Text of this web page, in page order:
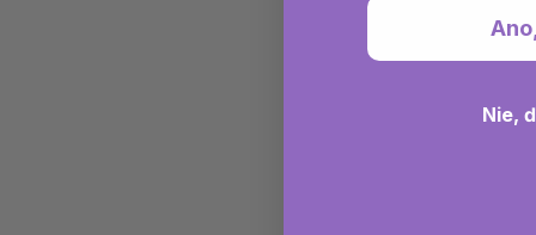
Nie,